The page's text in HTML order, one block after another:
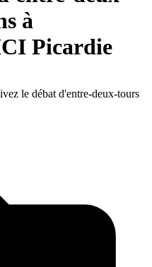
à
Picardie